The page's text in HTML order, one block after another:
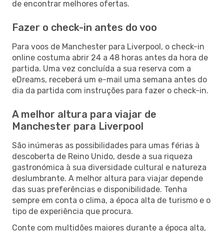
de encontrar melhores ofertas.
Fazer o check-in antes do voo
Para voos de Manchester para Liverpool, o check-in
online costuma abrir 24 a 48 horas antes da hora de
partida. Uma vez concluída a sua reserva com a
eDreams, receberá um e-mail uma semana antes do
dia da partida com instruções para fazer o check-in.
A melhor altura para viajar de
Manchester para Liverpool
São inúmeras as possibilidades para umas férias à
descoberta de Reino Unido, desde a sua riqueza
gastronómica à sua diversidade cultural e natureza
deslumbrante. A melhor altura para viajar depende
das suas preferências e disponibilidade. Tenha
sempre em conta o clima, a época alta de turismo e o
tipo de experiência que procura.
Conte com multidões maiores durante a época alta,